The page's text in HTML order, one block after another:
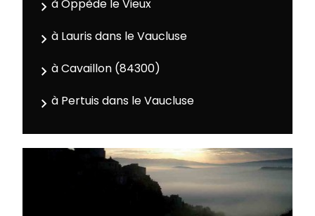
à Oppède le Vieux
à Lauris dans le Vaucluse
à Cavaillon (84300)
à Pertuis dans le Vaucluse